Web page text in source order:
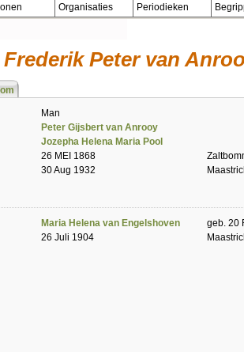
Organisaties Periodieken
Peter van
Man
Peter Gijsbert van Anrooy
Jozepha Helena Maria Pool
26 MEI 1868
30 Aug 1932
Maria Helena van Engelshoven
geb. 20
26 Juli 1904